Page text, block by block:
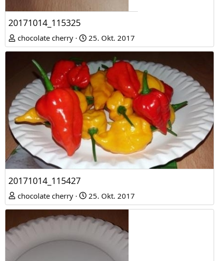
20171014_115325
chocolate cherry 25. Okt. 2017
20171014_115427
chocolate cherry 25. Okt. 2017